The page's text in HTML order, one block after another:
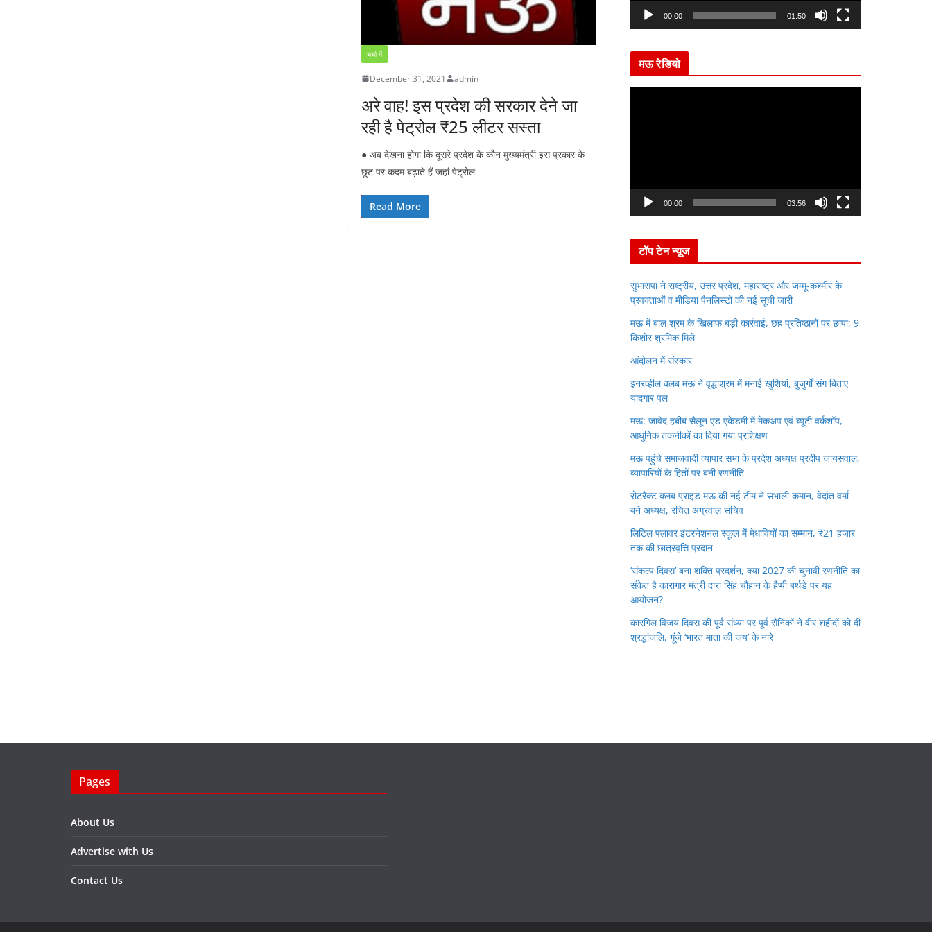
चर्चा में
December 31, 2021 admin
अरे वाह! इस प्रदेश की सरकार देने जा
रही है पेट्रोल ₹25 लीटर सस्ता
● अब देखना होगा कि दूसरे प्रदेश के कौन मुख्यमंत्री इस प्रकार के
छूट पर कदम बढ़ाते हैं जहां पेट्रोल
Read More
a
r
00:00 01:50
मऊ रेडियो
a
r
00:00 03:56
टॉप टेन न्यूज
सुभासपा ने राष्ट्रीय, उत्तर प्रदेश, महाराष्ट्र और जम्मू-कश्मीर के
प्रवक्ताओं व मीडिया पैनलिस्टों की नई सूची जारी
मऊ में बाल श्रम के खिलाफ बड़ी कार्रवाई, छह प्रतिष्ठानों पर छापा; 9
किशोर श्रमिक मिले
आंदोलन में संस्कार
इनरव्हील क्लब मऊ ने वृद्धाश्रम में मनाई खुशियां, बुजुर्गों संग बिताए
यादगार पल
मऊ: जावेद हबीब सैलून एंड एकेडमी में मेकअप एवं ब्यूटी वर्कशॉप,
आधुनिक तकनीकों का दिया गया प्रशिक्षण
मऊ पहुंचे समाजवादी व्यापार सभा के प्रदेश अध्यक्ष प्रदीप जायसवाल,
व्यापारियों के हितों पर बनी रणनीति
रोटरैक्ट क्लब प्राइड मऊ की नई टीम ने संभाली कमान, वेदांत वर्मा
बने अध्यक्ष, रचित अग्रवाल सचिव
लिटिल फ्लावर इंटरनेशनल स्कूल में मेधावियों का सम्मान, ₹21 हजार
तक की छात्रवृत्ति प्रदान
‘संकल्प दिवस’ बना शक्ति प्रदर्शन, क्या 2027 की चुनावी रणनीति का
संकेत है कारागार मंत्री दारा सिंह चौहान के हैप्पी बर्थडे पर यह
आयोजन?
कारगिल विजय दिवस की पूर्व संध्या पर पूर्व सैनिकों ने वीर शहीदों को दी
श्रद्धांजलि, गूंजे ‘भारत माता की जय’ के नारे
Pages
About Us
Advertise with Us
Contact Us